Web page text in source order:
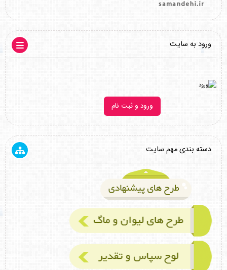
ورود به سایت
ورود و ثبت نام
دسته بندی مهم سایت